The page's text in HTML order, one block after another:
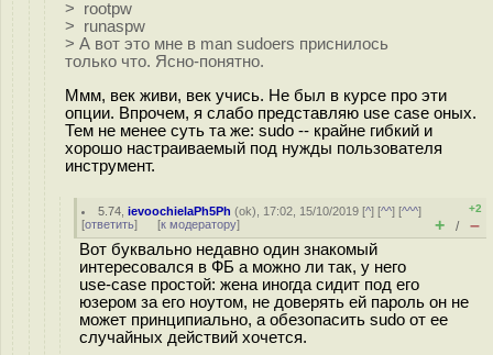
> rootpw
> runaspw
> А вот это мне в man sudoers приснилось
только что. Ясно-понятно.
Ммм, век живи, век учись. Не был в курсе про эти
опции. Впрочем, я слабо представляю use case оных.
Тем не менее суть та же: sudo -- крайне гибкий и
хорошо настраиваемый под нужды пользователя
инструмент.
5.74 ,ievoochielaPh5Ph (ok), 17:02, 15/10/2019 [^] [^^] [^^^]
[ответить] [к модератору]
+2
+ / –
Вот буквально недавно один знакомый
интересовался в ФБ а можно ли так, у него
use-case простой: жена иногда сидит под его
юзером за его ноутом, не доверять ей пароль он не
может принципиально, а обезопасить sudo от ее
случайных действий хочется.